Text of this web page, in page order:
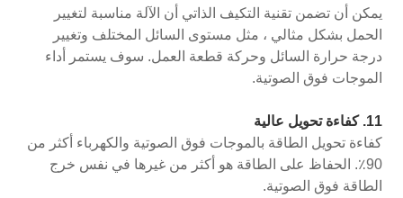
يمكن أن تضمن تقنية التكيف الذاتي أن الآلة مناسبة لتغيير
الحمل بشكل مثالي ، مثل مستوى السائل المختلف وتغيير
درجة حرارة السائل وحركة قطعة العمل. سوف يستمر أداء
الموجات فوق الصوتية.
11. كفاءة تحويل عالية
كفاءة تحويل الطاقة بالموجات فوق الصوتية والكهرباء أكثر من
90٪. الحفاظ على الطاقة هو أكثر من غيرها في نفس خرج
الطاقة فوق الصوتية.